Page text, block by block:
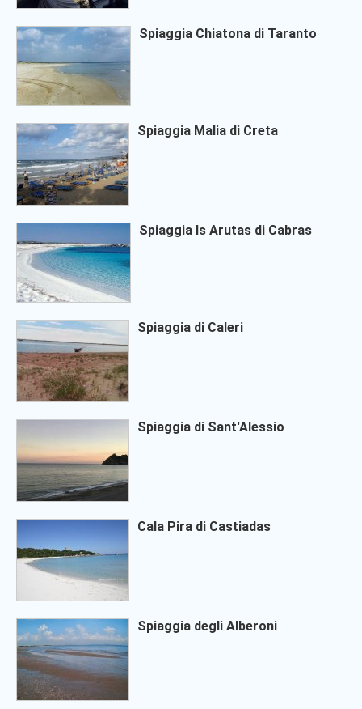
Spiaggia Chiatona di Taranto
Spiaggia Malia di Creta
Spiaggia Is Arutas di Cabras
Spiaggia di Caleri
Spiaggia di Sant'Alessio
Cala Pira di Castiadas
Spiaggia degli Alberoni